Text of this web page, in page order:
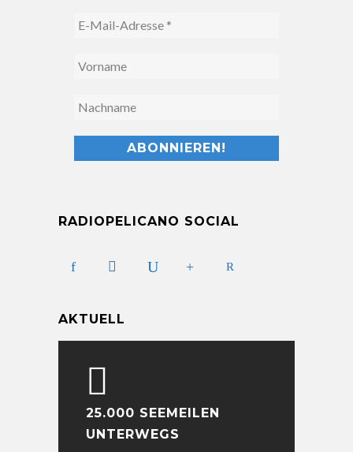
RADIOPELICANO SOCIAL
AKTUELL
25.000 SEEMEILEN
UNTERWEGS